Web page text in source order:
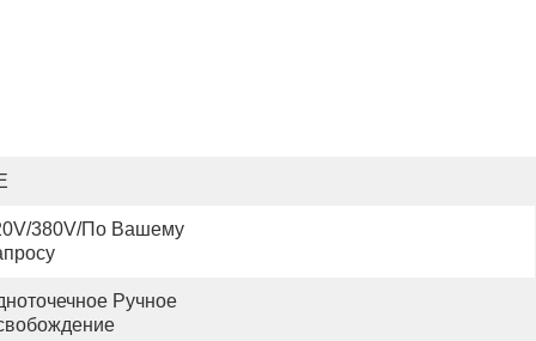
380V/по Вашему
Ручное